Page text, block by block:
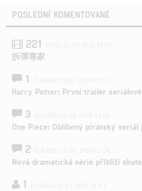
POSLEDNÍ KOMENTOVANÉ
221
拆彈專家
1
Harry Potter: První trailer
3
One Piece: Oblíbený pirátský
2
Nová dramatická série přiblíží
1